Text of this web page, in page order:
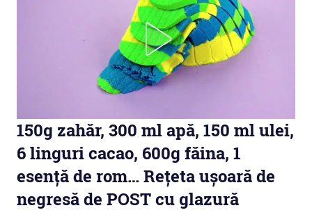
150g zahăr, 300 ml apă, 150 ml ulei,
6 linguri cacao, 600g făina, 1
esență de rom… Rețeta ușoară de
negresă de POST cu glazură